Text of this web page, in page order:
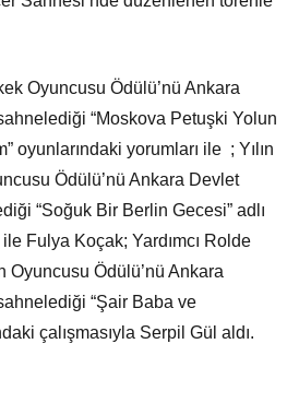
Oyuncusu Ödülü’nü Ankara
“Moskova Petuşki Yolun
oyunlarındaki yorumları ile ; Yılın
Ödülü’nü Ankara Devlet
“Soğuk Bir Berlin Gecesi” adlı
Fulya Koçak; Yardımcı Rolde
Oyuncusu Ödülü’nü Ankara
“Şair Baba ve
çalışmasıyla Serpil Gül aldı.